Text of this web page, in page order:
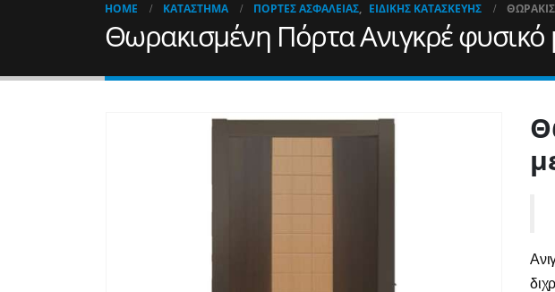
HOME ΚΑΤΆΣΤΗΜΑ ΠΌΡΤΕΣ ΑΣΦΑΛΕΊΑΣ, ΕΙΔΙΚΉΣ ΚΑΤΑΣΚΕΥΉΣ
Θωρακισμένη Πόρτα Ανιγκρέ φυσικό